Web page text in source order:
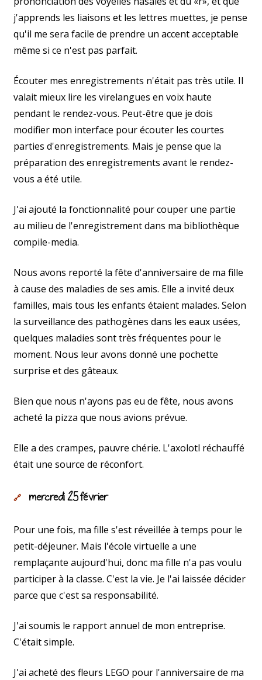
j'apprends les liaisons et les lettres muettes, je pense
qu'il me sera facile de prendre un accent acceptable
même si ce n'est pas parfait.
Écouter mes enregistrements n'était pas très utile. Il
valait mieux lire les virelangues en voix haute
pendant le rendez-vous. Peut-être que je dois
modifier mon interface pour écouter les courtes
parties d'enregistrements. Mais je pense que la
préparation des enregistrements avant le rendez-
vous a été utile.
J'ai ajouté la fonctionnalité pour couper une partie
au milieu de l'enregistrement dans ma bibliothèque
compile-media.
Nous avons reporté la fête d'anniversaire de ma fille
à cause des maladies de ses amis. Elle a invité deux
familles, mais tous les enfants étaient malades. Selon
la surveillance des pathogènes dans les eaux usées,
quelques maladies sont très fréquentes pour le
moment. Nous leur avons donné une pochette
surprise et des gâteaux.
Bien que nous n'ayons pas eu de fête, nous avons
acheté la pizza que nous avions prévue.
Elle a des crampes, pauvre chérie. L'axolotl réchauffé
était une source de réconfort.
🔗 mercredi 25 février
Pour une fois, ma fille s'est réveillée à temps pour le
petit-déjeuner. Mais l'école virtuelle a une
remplaçante aujourd'hui, donc ma fille n'a pas voulu
participer à la classe. C'est la vie. Je l'ai laissée décider
parce que c'est sa responsabilité.
J'ai soumis le rapport annuel de mon entreprise.
C'était simple.
J'ai acheté des fleurs LEGO pour l'anniversaire de ma